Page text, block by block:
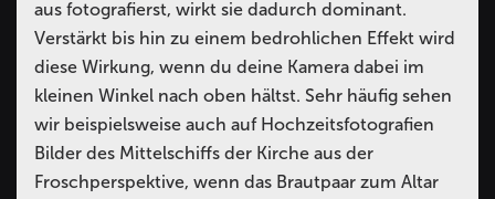
aus fotografierst, wirkt sie dadurch dominant.
Verstärkt bis hin zu einem bedrohlichen Effekt wird
diese Wirkung, wenn du deine Kamera dabei im
kleinen Winkel nach oben hältst. Sehr häufig sehen
wir beispielsweise auch auf Hochzeitsfotografien
Bilder des Mittelschiffs der Kirche aus der
Froschperspektive, wenn das Brautpaar zum Altar